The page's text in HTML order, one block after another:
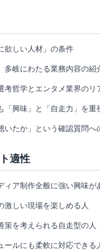
欲しい人材」の条件
多岐にわたる業務内容の紹
考哲学とエンタメ業界のリ
「興味」と「自走力」を重
いたか」という確認質問へ
適性
ィア制作全般に強い興味が
激しい現場を楽しめる人
策を考えられる自走型の人
ールにも柔軟に対応できる